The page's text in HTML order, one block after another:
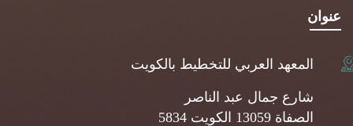
عنوان
المعهد العربي للتخطيط بالكويت
شارع جمال عبد الناصر
5834 الصفاة 13059 الكويت